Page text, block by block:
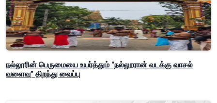
நல்லூரின் பெருமையை உயர்த்தும் "நல்லூரான் வடக்கு வாசல்
வளைவு" திறந்து வைப்பு